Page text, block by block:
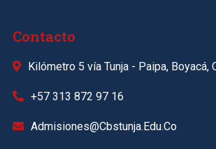
Contacto
Kilómetro 5 vía Tunja - Paipa, Boyacá,
+57 313 872 97 16
Admisiones@cbstunja.edu.co